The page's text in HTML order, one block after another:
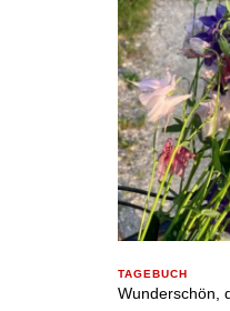
TAGEBUCH
Wunderschön,